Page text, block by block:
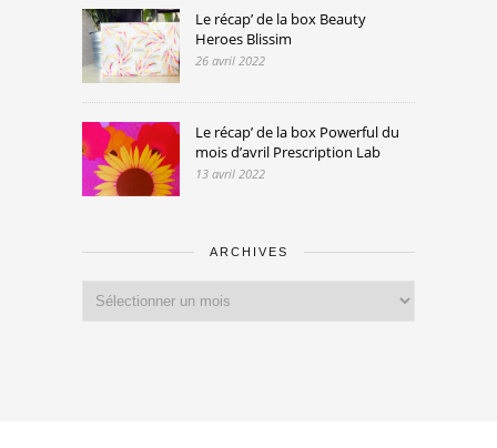
Le récap’ de la box Beauty
Heroes Blissim
26 avril 2022
Le récap’ de la box Powerful du
mois d’avril Prescription Lab
13 avril 2022
ARCHIVES